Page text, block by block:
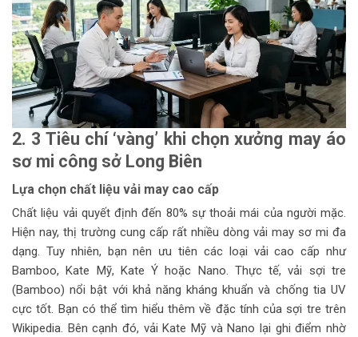
2. 3 Tiêu chí ‘vàng’ khi chọn xưởng may áo
sơ mi công sở Long Biên
Lựa chọn chất liệu vải may cao cấp
Chất liệu vải quyết định đến 80% sự thoải mái của người mặc.
Hiện nay, thị trường cung cấp rất nhiều dòng vải may sơ mi đa
dạng. Tuy nhiên, bạn nên ưu tiên các loại vải cao cấp như
Bamboo, Kate Mỹ, Kate Ý hoặc Nano. Thực tế, vải sợi tre
(Bamboo) nổi bật với khả năng kháng khuẩn và chống tia UV
cực tốt. Bạn có thể tìm hiểu thêm về đặc tính của sợi tre trên
Wikipedia. Bên cạnh đó, vải Kate Mỹ và Nano lại ghi điểm nhờ